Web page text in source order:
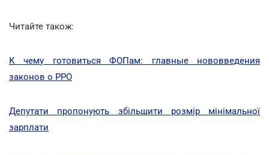
Читайте також:
К чему готовиться ФОПам: главные нововведения
законов о РРО
Депутати пропонують збільшити розмір мінімальної
зарплати